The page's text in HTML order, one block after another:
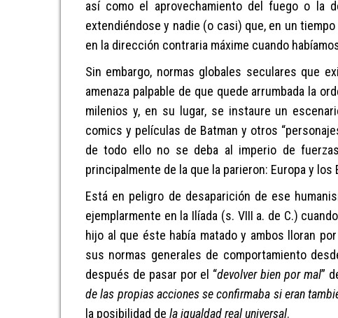
así como el aprovechamiento del fuego o la
extendiéndose y nadie (o casi) que, en un
en la dirección contraria máxime cuando
Sin embargo, normas global es seculares que
amenaza palpable de que quede arrumbada la
milenios y, en su lugar, se instaure un
comics y películas de Batman y otros
de todo ello no se deba al imperio de
principalmente de la que l a parieron: Europa y los
Está en peligro de desaparición de ese humani
ejemplarmente en la Ilíada (s. VIII a. de C.)
hijo al que éste había matado y ambos lloran
sus normas general es de comportamiento
después de pasar por el “devolver bien por mal”
delas propiasacciones seconfirmaba si eran
la posibilidad de la igualdadrealuniversal.